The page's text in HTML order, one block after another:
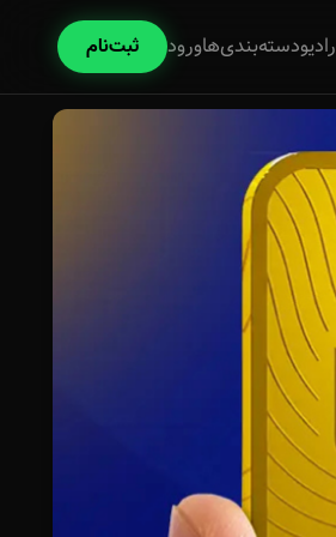
رادیودسته‌بندی‌هاورود ثبت‌نام